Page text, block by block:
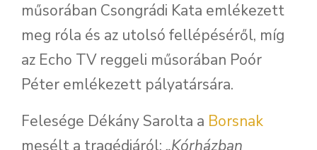
műsorában Csongrádi Kata emlékezett
meg róla és az utolsó fellépéséről, míg
az Echo TV reggeli műsorában Poór
Péter emlékezett pályatársára.
Felesége Dékány Sarolta a Borsnak
mesélt a tragédiáról: „Kórházban